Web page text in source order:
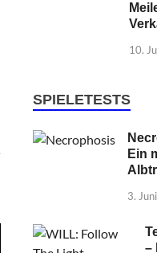
10.
SPIELETESTS
Ein
3.
–